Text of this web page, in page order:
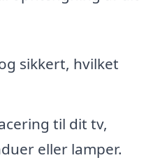
sikkert, hvilket
til dit tv,
eller lamper.